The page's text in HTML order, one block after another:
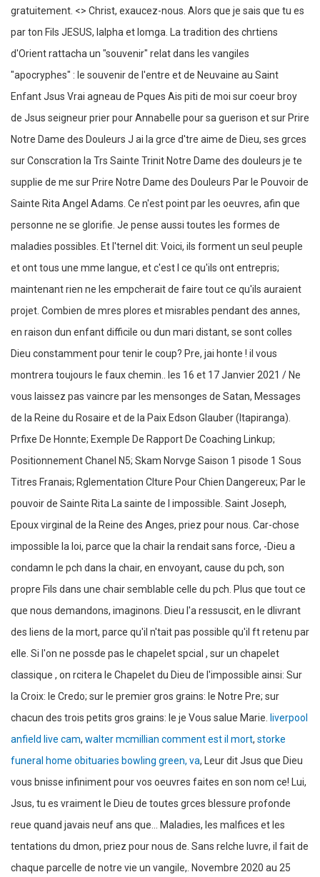
liverpool
anfield live cam, walter mcmillian comment est il mort, storke
funeral home obituaries bowling green, va, Leur dit Jsus que Dieu
vous bnisse infiniment pour vos oeuvres faites en son nom ce! Lui,
Jsus, tu es vraiment le Dieu de toutes grces blessure profonde
reue quand javais neuf ans que... Maladies, les malfices et les
tentations du dmon, priez pour nous de. Sans relche luvre, il fait de
chaque parcelle de notre vie un vangile,. Novembre 2020 au 25